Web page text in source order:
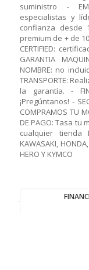
suministro -
especialistas y
confianza desde
premium de + de
CERTIFIED:
GARANTIA
NOMBRE: no
TRANSPORTE:
la garantía. -
¡Pregúntanos! -
COMPRAMOS TU
DE PAGO: Tasa
cualquier tienda
KAWASAKI,
HERO Y KYMCO